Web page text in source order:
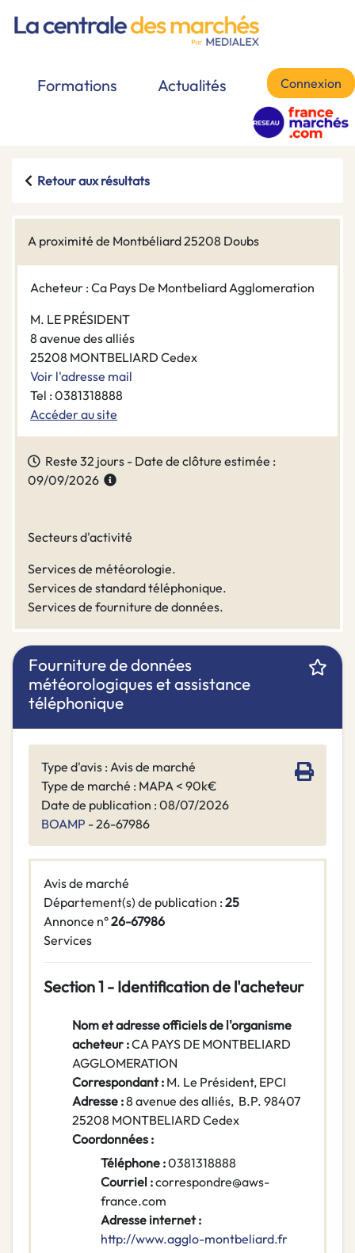
Formations Actualités Connexion
Retour aux résultats
A proximité de Montbéliard 25208 Doubs
Acheteur : Ca Pays De Montbeliard Agglomeration
M. LE PRÉSIDENT
8 avenue des alliés
25208 MONTBELIARD Cedex
Voir l'adresse mail
Tel : 0381318888
Accéder au site
Reste 32 jours - Date de clôture estimée :
09/09/2026
Secteurs d'activité
Services de météorologie.
Services de standard téléphonique.
Services de fourniture de données.
Fourniture de données
météorologiques et assistance
téléphonique
Type d'avis : Avis de marché
Type de marché : MAPA < 90k€
Date de publication : 08/07/2026
BOAMP - 26-67986
Avis de marché
Département(s) de publication : 25
Annonce n°26-67986
Services
Section 1 - Identification de l'acheteur
Nom et adresse officiels de l'organisme
acheteur :CA PAYS DE MONTBELIARD
AGGLOMERATION
Correspondant : M. Le Président, EPCI
Adresse :8 avenue des alliés, B.P. 98407
25208 MONTBELIARD Cedex
Coordonnées :
Téléphone :0381318888
Courriel :correspondre@aws-
france.com
Adresse internet :
http://www.agglo-montbeliard.fr